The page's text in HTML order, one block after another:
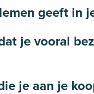
geeft in
je vooral
je aan je